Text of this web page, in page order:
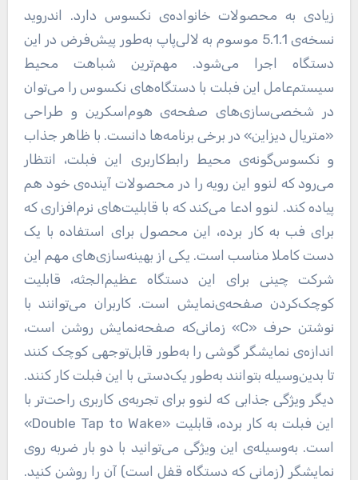
زیادی به محصولات خانواده‌ی نکسوس دارد. اندروید
نسخه‌ی 5.1.1 موسوم به لالی‌پاپ به‌طور پیش‌فرض در این
دستگاه اجرا می‌شود. مهم‌ترین شباهت محیط
سیستم‌عامل این فبلت با دستگاه‌های نکسوس را می‌توان
در شخصی‌سازی‌های صفحه‌ی هوم‌اسکرین و طراحی
«متریال دیزاین» در برخی برنامه‌ها دانست. با ظاهر جذاب
و نکسوس‌گونه‌ی محیط رابط‌کاربری این فبلت، انتظار
می‌رود که لنوو این رویه‌ را در محصولات آینده‌ی خود هم
پیاده کند. لنوو ادعا می‌کند که با قابلیت‌های نرم‌افزاری که
برای فب به کار برده، این محصول برای استفاده‌ با یک
دست کاملا مناسب است. یکی از بهینه‌سازی‌های مهم این
شرکت چینی برای این دستگاه عظیم‌الجثه‌، قابلیت
کوچک‌کردن صفحه‌ی‌نمایش است. کاربران می‌توانند با
نوشتن حرف «C» زمانی‌که صفحه‌نمایش روشن است،
اندازه‌ی نمایشگر گوشی را به‌طور قابل‌توجهی کوچک کنند
تا بدین‌وسیله بتوانند به‌طور یک‌دستی با این فبلت کار کنند.
دیگر ویژگی جذابی که لنوو برای تجربه‌ی کاربری راحت‌تر با
این فبلت به کار برده، قابلیت «Double Tap to Wake»
است. به‌وسیله‌ی این ویژگی می‌توانید با دو بار ضربه روی
نمایشگر (زمانی که دستگاه قفل است) آن را روشن کنید.